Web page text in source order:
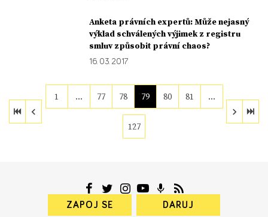
Anketa právních expertů: Může nejasný
výklad schválených výjimek z registru
smluv způsobit právní chaos?
16. 03. 2017
1 … 77 78 79 80 81 …
127
ZAPOJ SE DARUJ